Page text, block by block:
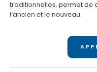
traditionnelles, permet de
l’ancien et le nouveau.